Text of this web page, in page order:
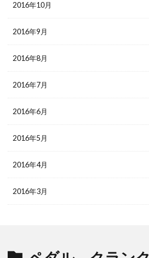
2016年10月
2016年9月
2016年8月
2016年7月
2016年6月
2016年5月
2016年4月
2016年3月